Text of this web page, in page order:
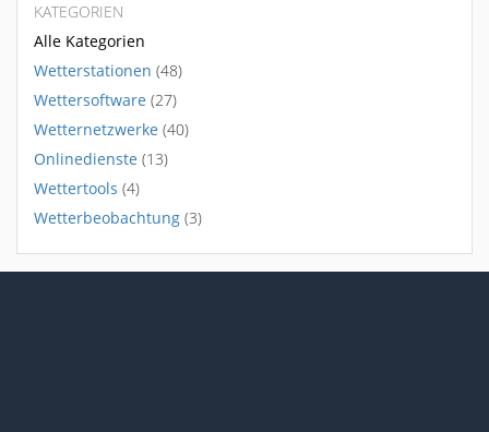
KATEGORIEN
Alle Kategorien
Wetterstationen (48)
Wettersoftware (27)
Wetternetzwerke (40)
Onlinedienste (13)
Wettertools (4)
Wetterbeobachtung (3)